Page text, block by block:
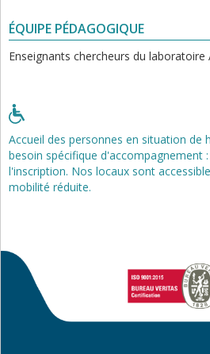
ÉQUIPE PÉDAGOGIQUE
Enseignants chercheurs du laboratoire
Accueil des personnes en situation de
besoin spécifique d'accompagnement
l'inscription. Nos locaux sont
mobilité réduite.